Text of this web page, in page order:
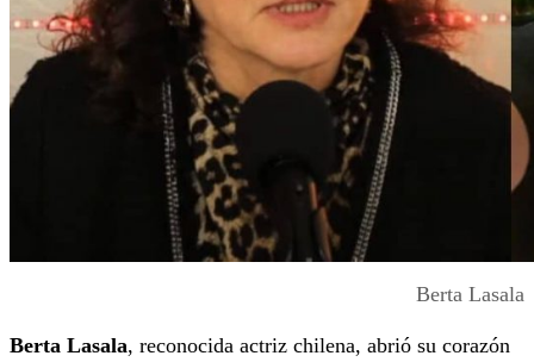
Berta Lasala
Berta Lasala, reconocida actriz chilena, abrió su corazón